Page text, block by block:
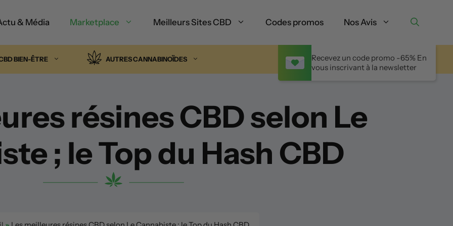
& Média Marketplace Meilleurs Sites CBD Codes promos Nos Avis
Recevez un code promo -65% En
vous inscrivant à la newsletter
BIEN-ÊTRE AUTRES CANNABINOÏDES
résines CBD selon Le
; le Top du Hash CBD